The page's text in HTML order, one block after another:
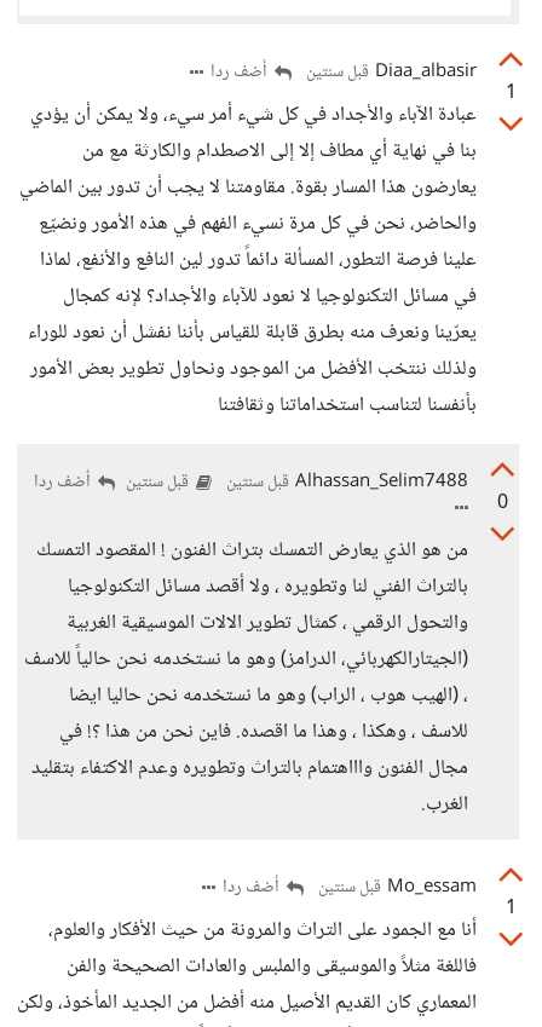
1
Diaa_albasir قبل سنتين أضف ردا
عبادة الآباء والأجداد في كل شيء أمر سيء، ولا يمكن أن يؤدي
بنا في نهاية أي مطاف إلا إلى الاصطدام والكارثة مع من
يعارضون هذا المسار بقوة. مقاومتنا لا يجب أن تدور بين الماضي
والحاضر، نحن في كل مرة نسيء الفهم في هذه الأمور ونضيّع
علينا فرصة التطور، المسألة دائماً تدور لين النافع والأنفع، لماذا
في مسائل التكنولوجيا لا نعود للآباء والأجداد؟ لإنه كمجال
يعرّينا ونعرف منه بطرق قابلة للقياس بأننا نفشل أن نعود للوراء
ولذلك ننتخب الأفضل من الموجود ونحاول تطوير بعض الأمور
بأنفسنا لتناسب استخداماتنا وثقافتنا
0
Alhassan_Selim7488 قبل سنتين قبل سنتين أضف ردا
من هو الذي يعارض التمسك بتراث الفنون ! المقصود التمسك
بالتراث الفني لنا وتطويره ، ولا أقصد مسائل التكنولوجيا
والتحول الرقمي ، كمثال تطوير الالات الموسيقية الغربية
(الجيتارالكهربائي، الدرامز) وهو ما نستخدمه نحن حالياً للاسف
، (الهيب هوب ، الراب) وهو ما نستخدمه نحن حاليا ايضا
للاسف ، وهكذا ، وهذا ما اقصده. فاين نحن من هذا ؟! في
مجال الفنون واااهتمام بالتراث وتطويره وعدم الاكتفاء بتقليد
الغرب.
1
Mo_essam قبل سنتين أضف ردا
أنا مع الجمود على التراث والمرونة من حيث الأفكار والعلوم،
فاللغة مثلاً والموسيقى والملبس والعادات الصحيحة والفن
المعماري كان القديم الأصيل منه أفضل من الجديد المأخوذ، ولكن